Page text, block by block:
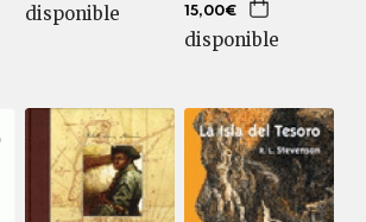
disponible 15,00€
disponible